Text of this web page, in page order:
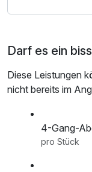
Darf es ein
Diese Leistungen
nicht bereits im
4-Gang-
pro Stück